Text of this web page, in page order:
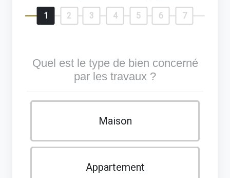
1 2 3 4 5 6 7
Quel est le type de bien concerné
par les travaux ?
Maison
Appartement